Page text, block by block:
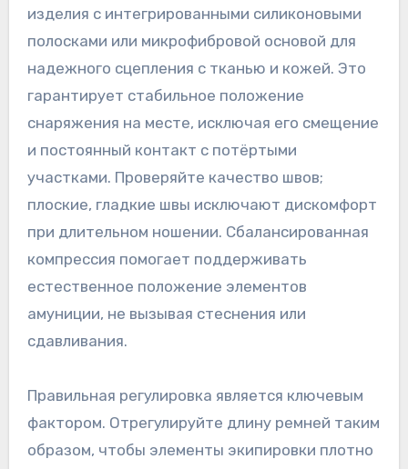
изделия с интегрированными силиконовыми
полосками или микрофибровой основой для
надежного сцепления с тканью и кожей. Это
гарантирует стабильное положение
снаряжения на месте, исключая его смещение
и постоянный контакт с потёртыми
участками. Проверяйте качество швов;
плоские, гладкие швы исключают дискомфорт
при длительном ношении. Сбалансированная
компрессия помогает поддерживать
естественное положение элементов
амуниции, не вызывая стеснения или
сдавливания.
Правильная регулировка является ключевым
фактором. Отрегулируйте длину ремней таким
образом, чтобы элементы экипировки плотно